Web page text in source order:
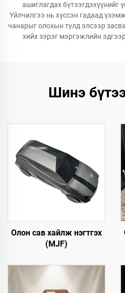
ашиглагдах бүтээгдэхүүнийг
Үйлчилгээ нь хүссэн гадаад
чанарыг олохын тулд элсээр
хийх зэрэг мэргэжлийн
Шинэ
Олон сав хайлж нэгтгэх
(MJF)